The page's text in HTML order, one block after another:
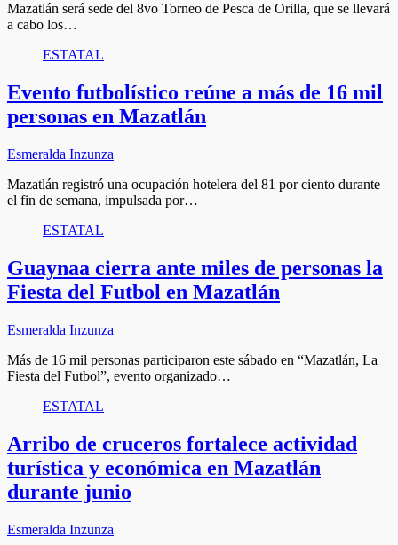
Mazatlán será sede del 8vo Torneo de Pesca de Orilla, que se llevará
a cabo los…
ESTATAL
Evento futbolístico reúne a más de 16 mil
personas en Mazatlán
Esmeralda Inzunza
Mazatlán registró una ocupación hotelera del 81 por ciento durante
el fin de semana, impulsada por…
ESTATAL
Guaynaa cierra ante miles de personas la
Fiesta del Futbol en Mazatlán
Esmeralda Inzunza
Más de 16 mil personas participaron este sábado en “Mazatlán, La
Fiesta del Futbol”, evento organizado…
ESTATAL
Arribo de cruceros fortalece actividad
turística y económica en Mazatlán
durante junio
Esmeralda Inzunza